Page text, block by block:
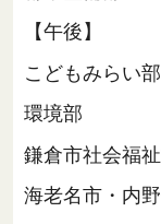
【午後】
こどもみらい部
環境部
鎌倉市社会福
海老名市・内